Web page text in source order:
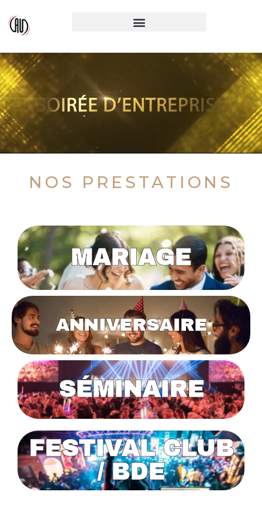
NOS PRESTATIONS
MARIAGE
ANNIVERSAIRE
SÉMINAIRE
FESTIVAL CLUB
/ BDE